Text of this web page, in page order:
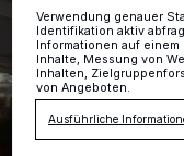
Verwendung genauer
Identifikation aktiv
Informationen auf
Inhalte, Messung von
Inhalten,
von Angeboten.
Ausführliche